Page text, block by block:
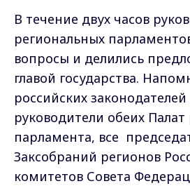
В течение двух часов
региональных
вопросы и делились
главой государства.
российских законодателей
руководители обеих Палат
парламента, все
Заксобраний регионов
комитетов Совета